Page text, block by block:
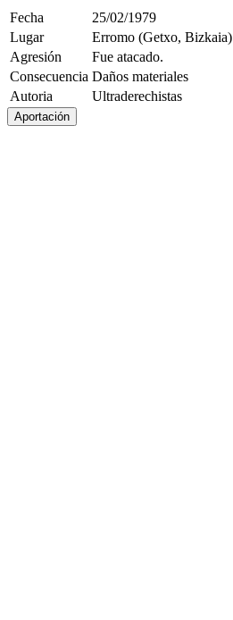
Fecha
25/02/1979
Lugar
Erromo (Getxo, Bizkaia)
Agresión
Fue atacado.
Consecuencia Daños materiales
Autoria
Ultraderechistas